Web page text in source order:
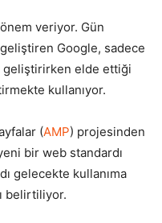
veriyor. Gün
Google, sadece
geliştirirken elde ettiği
kullanıyor.
(AMP) projesinden
bir web standardı
gelecekte kullanıma
belirtiliyor.